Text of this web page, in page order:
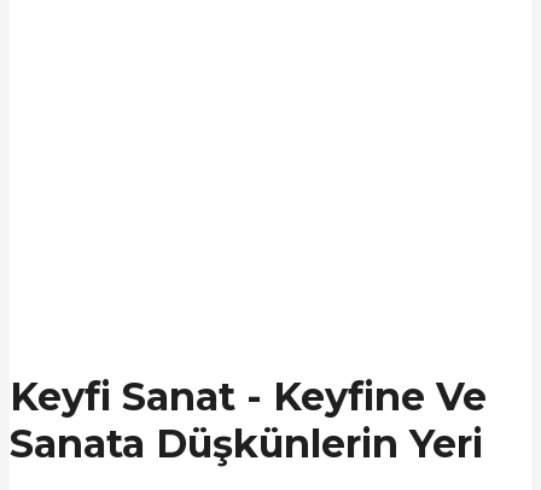
Keyfi Sanat - Keyfine Ve
Sanata Düşkünlerin Yeri